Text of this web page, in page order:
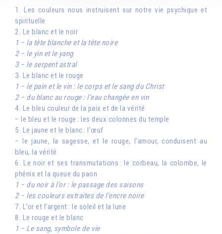
1. Les couleurs nous instruisent sur notre vie psychique et
spirituelle
2. Le blanc et le noir
1 − la tête blanche et la tête noire
2 − le yin et le yang
3 − le serpent astral
3. Le blanc et le rouge
1 − le pain et le vin : le corps et le sang du Christ
2 − du blanc au rouge : l’eau changée en vin
4. Le bleu couleur de la paix et de la vérité
− le bleu et le rouge : les deux colonnes du temple
5. Le jaune et le blanc : l’œuf
− le jaune, la sagesse, et le rouge, l’amour, conduisent au
bleu, la vérité
6. Le noir et ses transmutations : le corbeau, la colombe, le
phénix et la queue du paon
1 − du noir à l’or : le passage des saisons
2 − les couleurs extraites de l’encre noire
7. L’or et l’argent : le soleil et la lune
8. Le rouge et le blanc
1 − Le sang, symbole de vie